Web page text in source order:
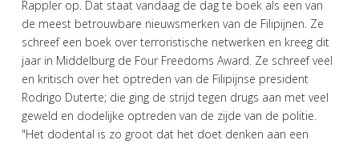
Rappler op. Dat staat vandaag de dag te boek als een van
de meest betrouwbare nieuwsmerken van de Filipijnen. Ze
schreef een boek over terroristische netwerken en kreeg dit
jaar in Middelburg de Four Freedoms Award. Ze schreef veel
en kritisch over het optreden van de Filipijnse president
Rodrigo Duterte; die ging de strijd tegen drugs aan met veel
geweld en dodelijke optreden van de zijde van de politie.
"Het dodental is zo groot dat het doet denken aan een